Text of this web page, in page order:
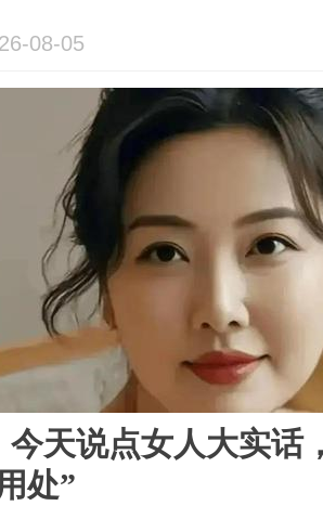
08-05
今天说点女人大实话
处”